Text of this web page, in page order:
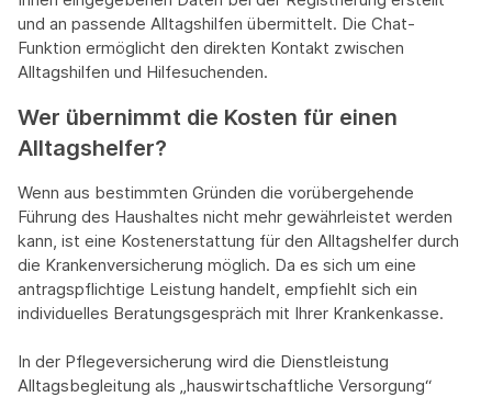
und an passende Alltagshilfen übermittelt. Die Chat-
Funktion ermöglicht den direkten Kontakt zwischen
Alltagshilfen und Hilfesuchenden.
Wer übernimmt die Kosten für einen
Alltagshelfer?
Wenn aus bestimmten Gründen die vorübergehende
Führung des Haushaltes nicht mehr gewährleistet werden
kann, ist eine Kostenerstattung für den Alltagshelfer durch
die Krankenversicherung möglich. Da es sich um eine
antragspflichtige Leistung handelt, empfiehlt sich ein
individuelles Beratungsgespräch mit Ihrer Krankenkasse.
In der Pflegeversicherung wird die Dienstleistung
Alltagsbegleitung als „hauswirtschaftliche Versorgung“